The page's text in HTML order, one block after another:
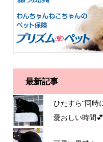
最新記事
ひたすら”同時
愛おしい時間💕